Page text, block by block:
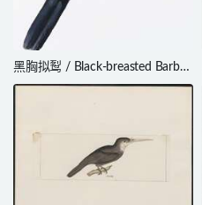
黑胸拟䴕 / Black-breasted Barbet
/ Lybius rolleti